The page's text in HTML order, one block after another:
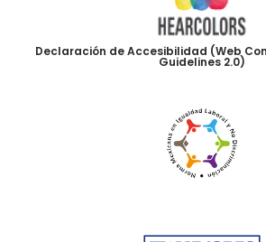
Declaración de Accesibilidad (Web
Guidelines 2.0)